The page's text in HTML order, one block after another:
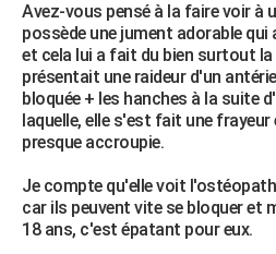
Avez-vous pensé à la faire voir à
possède une jument adorable
et cela lui a fait du bien surtout la
présentait une raideur d'un
bloquée + les hanches à la suite
laquelle, elle s'est fait une
presque accroupie.
Je compte qu'elle voit
car ils peuvent vite se bloquer et
18 ans, c'est épatant pour eux.